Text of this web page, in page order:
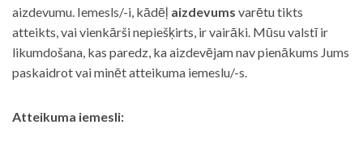
aizdevumu. Iemesls/-i, kādēļ aizdevums varētu tikts
atteikts, vai vienkārši nepiešķirts, ir vairāki. Mūsu valstī ir
likumdošana, kas paredz, ka aizdevējam nav pienākums Jums
paskaidrot vai minēt atteikuma iemeslu/-s.
Atteikuma iemesli: